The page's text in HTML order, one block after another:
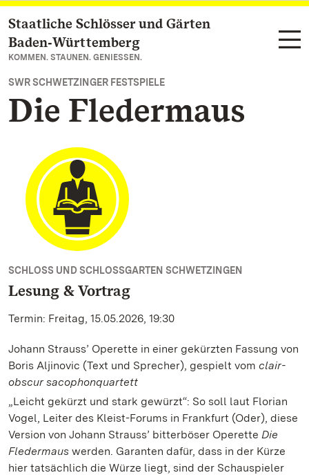
Zum Hauptinhalt springen
Staatliche Schlösser und Gärten
Baden‑Württemberg
KOMMEN. STAUNEN. GENIESSEN.
SWR SCHWETZINGER FESTSPIELE
Die Fledermaus
SCHLOSS UND SCHLOSSGARTEN SCHWETZINGEN
Lesung & Vortrag
Termin: Freitag, 15.05.2026, 19:30
Johann Strauss’ Operette in einer gekürzten Fassung von
Boris Aljinovic (Text und Sprecher), gespielt vom clair-
obscur sacophonquartett
„Leicht gekürzt und stark gewürzt“: So soll laut Florian
Vogel, Leiter des Kleist-Forums in Frankfurt (Oder), diese
Version von Johann Strauss’ bitterböser Operette Die
Fledermaus werden. Garanten dafür, dass in der Kürze
hier tatsächlich die Würze liegt, sind der Schauspieler